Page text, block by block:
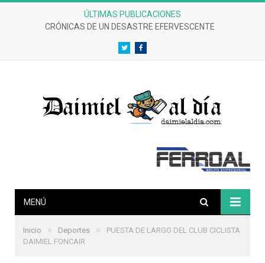
ÚLTIMAS PUBLICACIONES
CRÓNICAS DE UN DESASTRE EFERVESCENTE
TwitterFacebook
MENÚ
Inicio » Deportes »
PUESTA DE LARGO DEL CLUB CICLISTA
DAIMIEL FONCAIR